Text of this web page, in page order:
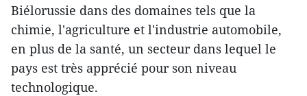
Biélorussie dans des domaines tels que la
chimie, l'agriculture et l'industrie automobile,
en plus de la santé, un secteur dans lequel le
pays est très apprécié pour son niveau
technologique.